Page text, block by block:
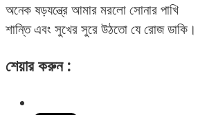
অনেক ষড়যন্ত্রে আমার মরলো সোনার পাখি
শান্তি এবং সুখের সুরে উঠতো যে রোজ ডাকি।
শেয়ার করুন :